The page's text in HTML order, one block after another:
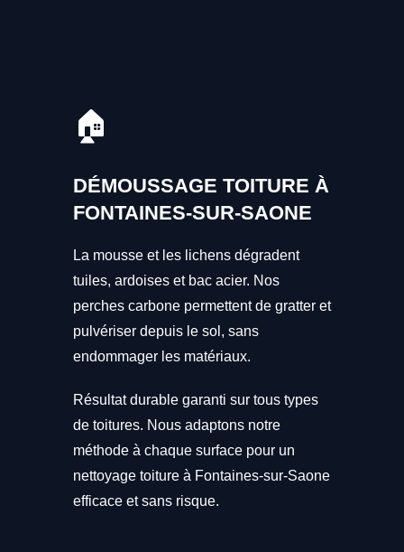
🏠
DÉMOUSSAGE TOITURE À
FONTAINES-SUR-SAONE
La mousse et les lichens dégradent
tuiles, ardoises et bac acier. Nos
perches carbone permettent de gratter et
pulvériser depuis le sol, sans
endommager les matériaux.
Résultat durable garanti sur tous types
de toitures. Nous adaptons notre
méthode à chaque surface pour un
nettoyage toiture à Fontaines-sur-Saone
efficace et sans risque.